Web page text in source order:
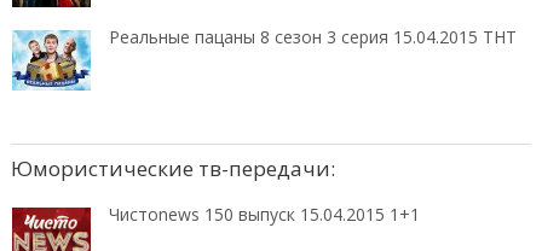
Реальные пацаны 8 сезон 3 серия 15.04.2015 ТНТ
Юмористические тв-передачи:
Чистоnews 150 выпуск 15.04.2015 1+1